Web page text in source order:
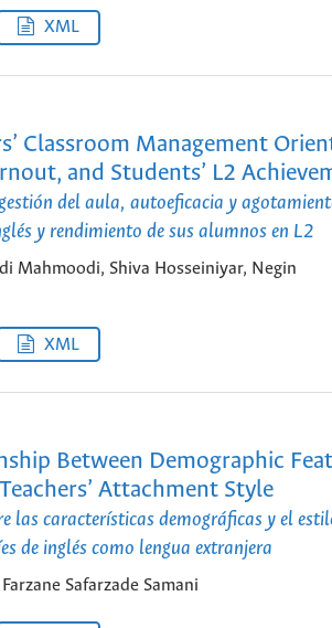
XML
Classroom Management
and Students’ L2
del aula, autoeficacia y
y rendimiento de sus alumnos en L2
Mahmoodi, Shiva Hosseiniyar, Negin
XML
Between Demographic
Attachment Style
las características demográficas y el
de inglés como lengua extranjera
Safarzade Samani